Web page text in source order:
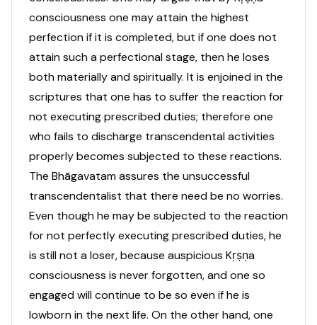
consciousness one may attain the highest
perfection if it is completed, but if one does not
attain such a perfectional stage, then he loses
both materially and spiritually. It is enjoined in the
scriptures that one has to suffer the reaction for
not executing prescribed duties; therefore one
who fails to discharge transcendental activities
properly becomes subjected to these reactions.
The Bhāgavatam assures the unsuccessful
transcendentalist that there need be no worries.
Even though he may be subjected to the reaction
for not perfectly executing prescribed duties, he
is still not a loser, because auspicious Kṛṣṇa
consciousness is never forgotten, and one so
engaged will continue to be so even if he is
lowborn in the next life. On the other hand, one